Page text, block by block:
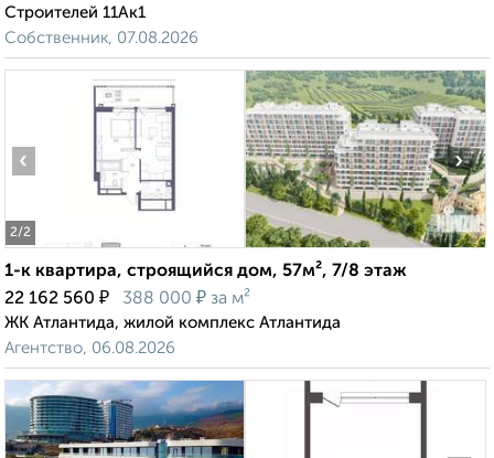
Строителей 11Ак1
Собственник, 07.08.2026
2/2
‹ ›
1-к квартира, строящийся дом, 57м², 7/8 этаж
22 162 560 ₽ 388 000 ₽ за м²
ЖК Атлантида, жилой комплекс Атлантида
Агентство, 06.08.2026